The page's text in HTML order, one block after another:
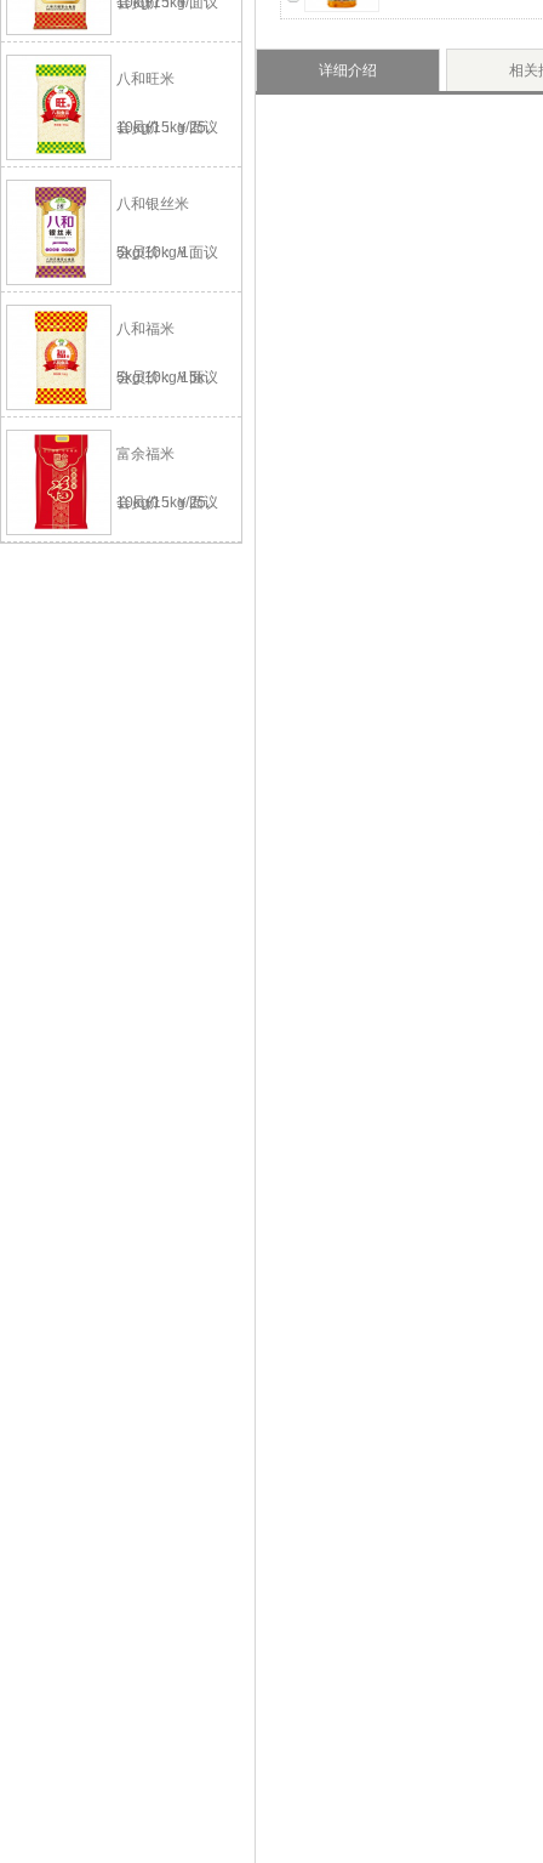
详细介绍 相关
八和旺米
10kg/15kg/25..
会员价：￥面议
八和银丝米
5kg/10kg/1..
会员价：￥面议
八和福米
5kg/10kg/15k..
会员价：￥面议
富余福米
10kg/15kg/25..
会员价：￥面议